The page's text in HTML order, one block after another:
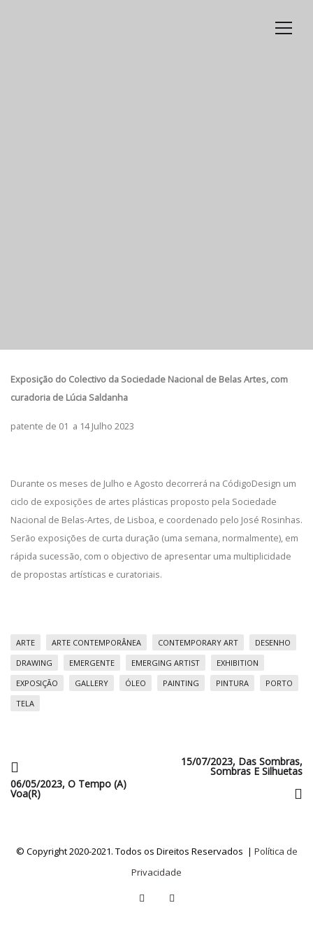
Exposição do Colectivo da Sociedade Nacional de Belas Artes, com
curadoria de Lúcia Saldanha
patente de 01 a 14 Julho 2023
Durante os meses de Julho e Agosto decorrerá na CódigoDesign um
ciclo de exposições de artes plásticas proposto pela Sociedade
Nacional de Belas-Artes, de Lisboa, e coordenado pelo José Rosinhas.
Serão exposições de curta duração (uma semana, normalmente), em
rápida sucessão, com o objectivo de apresentar uma multiplicidade
de propostas artísticas e curatoriais.
ARTE ARTE CONTEMPORÂNEA CONTEMPORARY ART
DESENHO
DRAWING
EMERGENTE EMERGING ARTIST
EXHIBITION
EXPOSIÇÃO
GALLERY ÓLEO PAINTING PINTURA
PORTO
TELA
06/05/2023, O Tempo (a)
Voa(r)
15/07/2023, Das Sombras,
Sombras E Silhuetas
© Copyright 2020-2021. Todos os Direitos Reservados | Política de
Privacidade